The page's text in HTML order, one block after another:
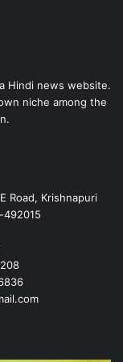
Hindi news website.
niche among the
Road, Krishnapuri
492015